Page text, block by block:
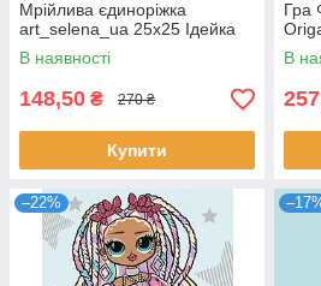
Мрійлива єдиноріжка
art_selena_ua 25х25 Ідейка
(KHO6295)
В наявності
148,50 ₴ 270 ₴
Купити
Гра
В
–22%